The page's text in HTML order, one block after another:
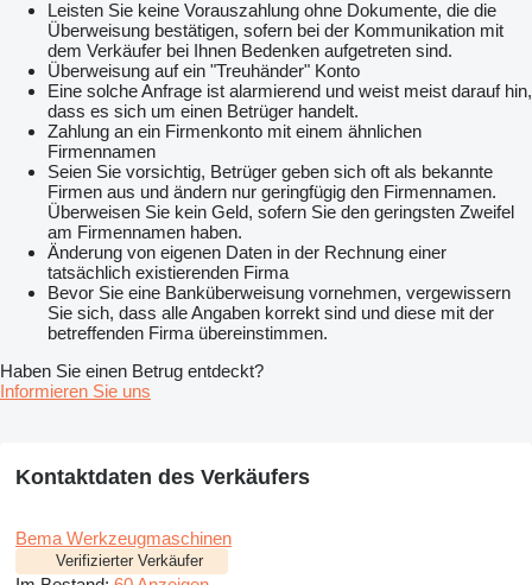
Leisten Sie keine Vorauszahlung ohne Dokumente, die die
Überweisung bestätigen, sofern bei der Kommunikation mit
dem Verkäufer bei Ihnen Bedenken aufgetreten sind.
Überweisung auf ein "Treuhänder" Konto
Eine solche Anfrage ist alarmierend und weist meist darauf hin,
dass es sich um einen Betrüger handelt.
Zahlung an ein Firmenkonto mit einem ähnlichen
Firmennamen
Seien Sie vorsichtig, Betrüger geben sich oft als bekannte
Firmen aus und ändern nur geringfügig den Firmennamen.
Überweisen Sie kein Geld, sofern Sie den geringsten Zweifel
am Firmennamen haben.
Änderung von eigenen Daten in der Rechnung einer
tatsächlich existierenden Firma
Bevor Sie eine Banküberweisung vornehmen, vergewissern
Sie sich, dass alle Angaben korrekt sind und diese mit der
betreffenden Firma übereinstimmen.
Haben Sie einen Betrug entdeckt?
Informieren Sie uns
Kontaktdaten des Verkäufers
Bema Werkzeugmaschinen
Verifizierter Verkäufer